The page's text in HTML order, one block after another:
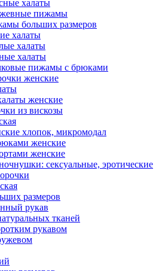
халаты
пижамы
больших размеров
халаты
халаты
халаты
пижамы с брюками
женские
женские
из вискозы
хлопок, микромодал
женские
женские
сексуальные, эротические
размеров
рукав
тканей
рукавом